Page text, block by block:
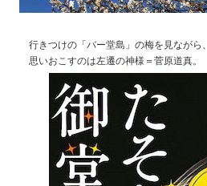
行きつけの「バー堂島」の梅を見ながら、
思いおこすのは左遷の神様＝菅原道真。